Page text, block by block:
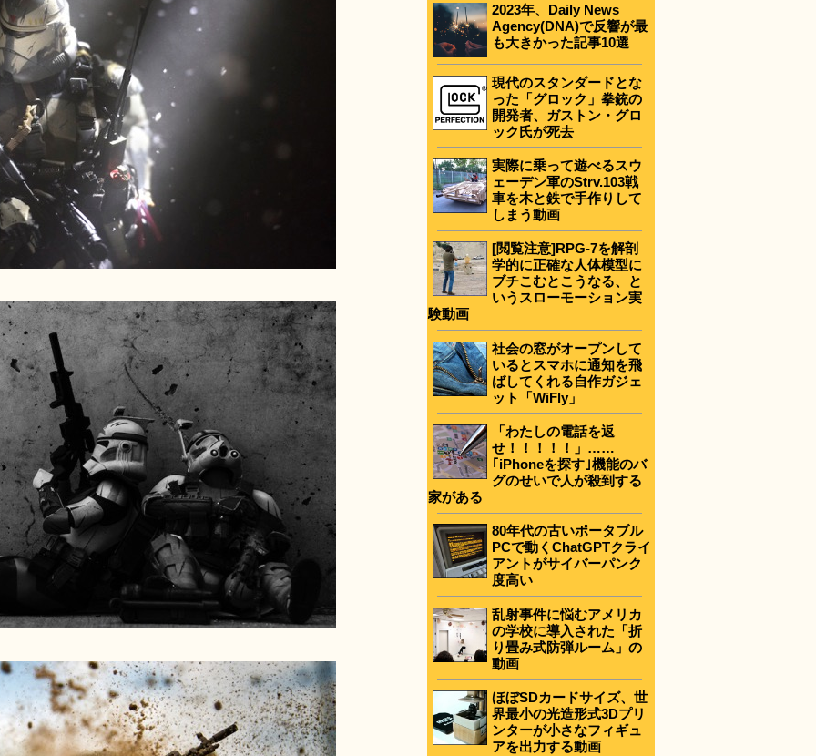
2023年、Daily News
Agency(DNA)で反響が最
も大きかった記事10選
現代のスタンダードとな
った「グロック」拳銃の
開発者、ガストン・グロ
ック氏が死去
実際に乗って遊べるスウ
ェーデン軍のStrv.103戦
車を木と鉄で手作りして
しまう動画
[閲覧注意]RPG-7を解剖
学的に正確な人体模型に
ブチこむとこうなる、と
いうスローモーション実
験動画
社会の窓がオープンして
いるとスマホに通知を飛
ばしてくれる自作ガジェ
ット「WiFly」
「わたしの電話を返
せ！！！！！」……
｢iPhoneを探す｣機能のバ
グのせいで人が殺到する
家がある
80年代の古いポータブル
PCで動くChatGPTクライ
アントがサイバーパンク
度高い
乱射事件に悩むアメリカ
の学校に導入された「折
り畳み式防弾ルーム」の
動画
ほぼSDカードサイズ、世
界最小の光造形式3Dプリ
ンターが小さなフィギュ
アを出力する動画